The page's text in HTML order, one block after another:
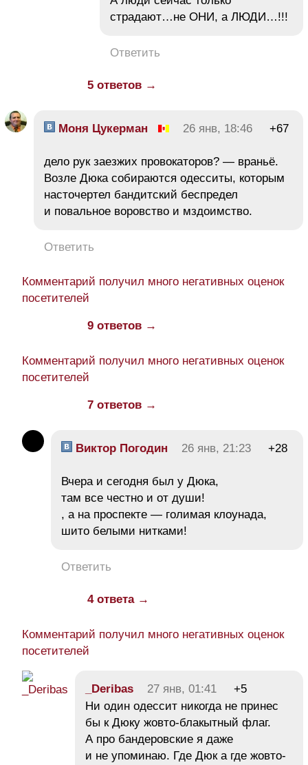
страдают…не ОНИ, а ЛЮДИ…!!!
Ответить
5 ответов →
Моня Цукерман 26 янв, 18:46 +67
дело рук заезжих провокаторов? — враньё.
Возле Дюка собираются одесситы, которым
насточертел бандитский беспредел
и повальное воровство и мздоимство.
Ответить
Комментарий получил много негативных оценок
посетителей
9 ответов →
Комментарий получил много негативных оценок
посетителей
7 ответов →
Виктор Погодин 26 янв, 21:23 +28
Вчера и сегодня был у Дюка,
там все честно и от души!
, а на проспекте — голимая клоунада,
шито белыми нитками!
Ответить
4 ответа →
Комментарий получил много негативных оценок
посетителей
_Deribas 27 янв, 01:41
+5
Ни один одессит никогда не принес
бы к Дюку жовто-блакытный флаг.
А про бандеровские я даже
и не упоминаю. Где Дюк а где жовто-